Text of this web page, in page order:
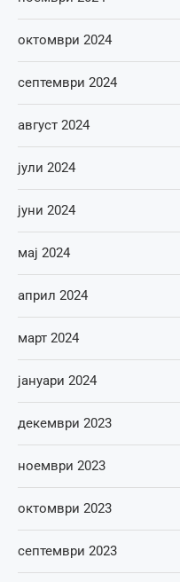
октомври 2024
септември 2024
август 2024
јули 2024
јуни 2024
мај 2024
април 2024
март 2024
јануари 2024
декември 2023
ноември 2023
октомври 2023
септември 2023